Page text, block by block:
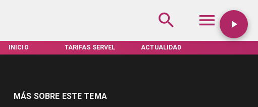
INICIO TARIFAS SERVEL ACTUALIDAD
MÁS SOBRE ESTE TEMA